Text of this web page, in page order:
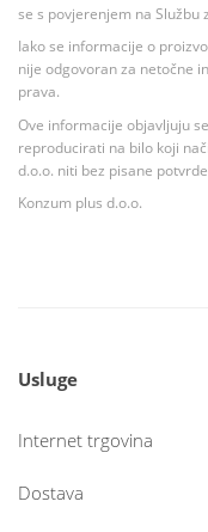
se s povjerenjem na Službu
Iako se informacije o
nije odgovoran za netočne
prava.
Ove informacije objavljuju
reproducirati na bilo koji
d.o.o. niti bez pisane
Konzum plus d.o.o.
Usluge
Internet trgovina
Dostava